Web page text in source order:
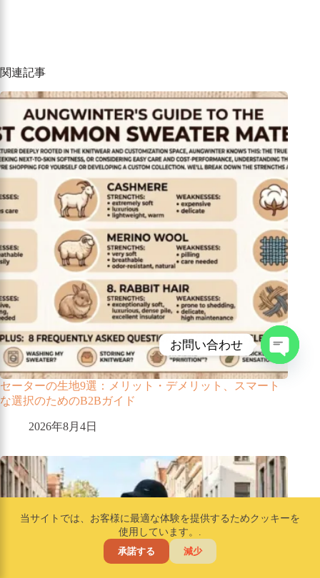
当サイトでは、お客様に最適な体験を提供するためクッキーを
使用しています。.
承諾する
減少
関連記事
セーターの生地9選：メリット・デメリット、スマート
な選択のためのB2Bガイド
2026年8月4日
お問い合わせ
チ
開